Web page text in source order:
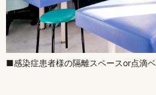
■感染症患者様の隔離スペースor点滴